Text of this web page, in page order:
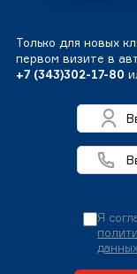
Только для новых
первом визите в
+7 (343)302-17-80
Я
данных